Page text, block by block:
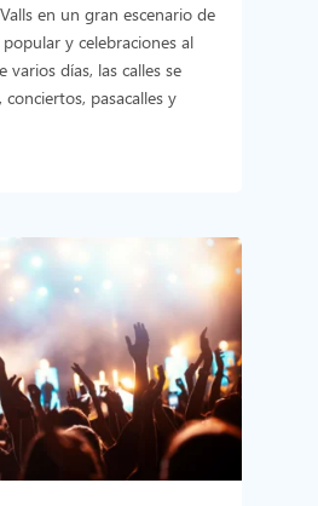
en un gran escenario de
y celebraciones al
varios días, las calles se
conciertos, pasacalles y